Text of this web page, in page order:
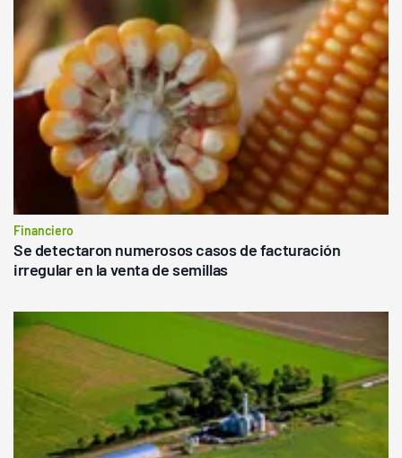
Financiero
Se detectaron numerosos casos de facturación
irregular en la venta de semillas